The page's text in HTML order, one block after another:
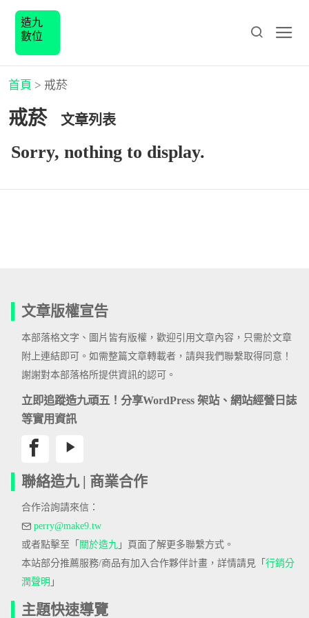
造九
數位
首頁 > 戒菸
戒菸 文章列表
Sorry, nothing to display.
文章版權宣告
本部落格文字、圖片皆有版權，歡迎引用文章內容，只需於文章
附上連結即可。如需整篇文章轉載者，請與我們聯繫取得同意！
謝謝對本部落格所提供資訊的認可。
立即追蹤造九頑五！分享WordPress 架站、網站經營日誌
等實用資訊
聯絡造九 | 商業合作
合作洽詢請來信：
perry@make9.tw
或者點擊至「 關於造九 」頁面了解更多聯繫方式。
本站部分推薦服務/商品有加入合作夥伴計畫，詳情請見「 行銷分
潤聲明 」
主題快速導覽